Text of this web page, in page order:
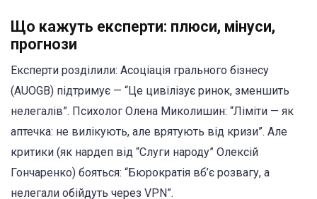
Що кажуть експерти: плюси, мінуси,
прогнози
Експерти розділили: Асоціація грального бізнесу
(AUOGB) підтримує — “Це цивілізує ринок, зменшить
нелегалів”. Психолог Олена Миколишин: “Ліміти — як
аптечка: не вилікують, але врятують від кризи”. Але
критики (як нардеп від “Слуги народу” Олексій
Гончаренко) бояться: “Бюрократія вб’є розвагу, а
нелегали обійдуть через VPN”.